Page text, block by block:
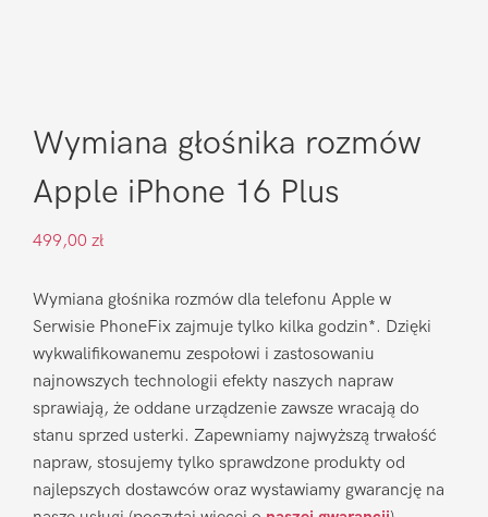
Wymiana głośnika rozmów
Apple iPhone 16 Plus
499,00 zł
Wymiana głośnika rozmów dla telefonu Apple w
Serwisie PhoneFix zajmuje tylko kilka godzin*. Dzięki
wykwalifikowanemu zespołowi i zastosowaniu
najnowszych technologii efekty naszych napraw
sprawiają, że oddane urządzenie zawsze wracają do
stanu sprzed usterki. Zapewniamy najwyższą trwałość
napraw, stosujemy tylko sprawdzone produkty od
najlepszych dostawców oraz wystawiamy gwarancję na